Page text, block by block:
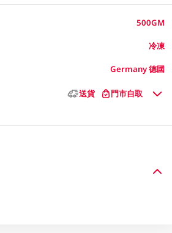
500GM
冷凍
Germany 德國
送貨 門市自取